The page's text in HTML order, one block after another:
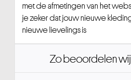
met de afmetingen van het
je zeker dat jouw nieuwe
nieuwe lievelings is
Zo beoordelen